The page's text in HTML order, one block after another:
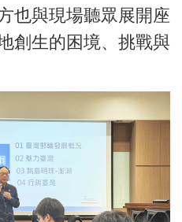
也與現場聽眾展開座
創生的困境、挑戰與